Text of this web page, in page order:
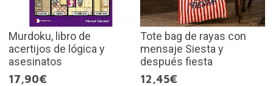
Murdoku, libro de
acertijos de lógica y
asesinatos
17,90€
Tote bag de rayas con
mensaje Siesta y
después fiesta
12,45€